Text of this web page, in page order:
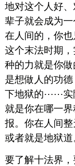
地对这个人好
辈子就会成为
在人间的，你
这个末法时期
种的力就是你
是想做人的功
下地狱的⋯⋯实
就是你在哪一
报。你在人间
或者就是地狱道
要了解十法界